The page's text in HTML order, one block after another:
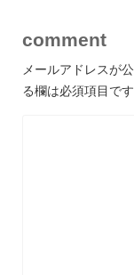
comment
メールアドレスが
る欄は必須項目です